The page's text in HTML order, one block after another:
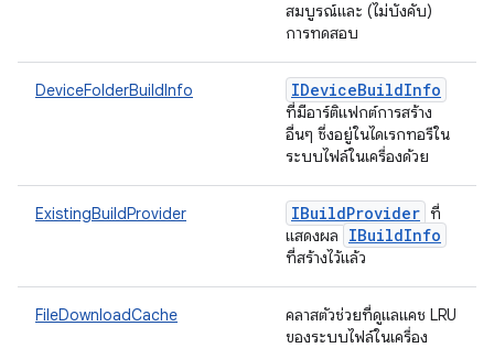
สมบูรณ์และ (ไม่บังคับ)
การทดสอบ
DeviceFolderBuildInfo IDeviceBuildInfo
ที่มีอาร์ติแฟกต์การสร้าง
อื่นๆ ซึ่งอยู่ในไดเรกทอรีใน
ระบบไฟล์ในเครื่องด้วย
ExistingBuildProvider IBuildProvider ที่
แสดงผล
IBuildInfo
ที่สร้างไว้แล้ว
FileDownloadCache
คลาสตัวช่วยที่ดูแลแคช LRU
ของระบบไฟล์ในเครื่อง